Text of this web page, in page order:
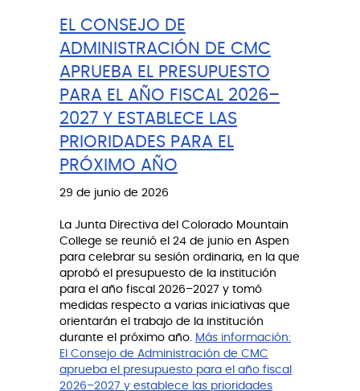
EL CONSEJO DE
ADMINISTRACIÓN DE CMC
APRUEBA EL PRESUPUESTO
PARA EL AÑO FISCAL 2026–
2027 Y ESTABLECE LAS
PRIORIDADES PARA EL
PRÓXIMO AÑO
29 de junio de 2026
La Junta Directiva del Colorado Mountain
College se reunió el 24 de junio en Aspen
para celebrar su sesión ordinaria, en la que
aprobó el presupuesto de la institución
para el año fiscal 2026–2027 y tomó
medidas respecto a varias iniciativas que
orientarán el trabajo de la institución
durante el próximo año.
Más información:
El Consejo de Administración de CMC
aprueba el presupuesto para el año fiscal
2026–2027 y establece las prioridades